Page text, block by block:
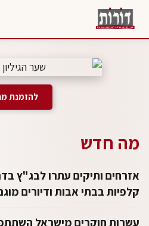
להזמנת
מה חדש
אזרחים ותיקים עתרו לבג"ץ
קלפיות בבתי אבות ודיורים
עשרות חוקרים מישראל